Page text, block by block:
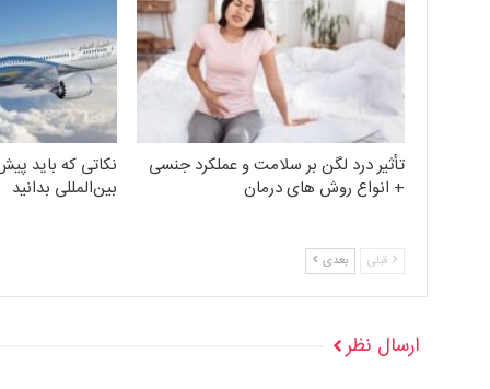
تأثیر درد لگن بر سلامت و عملکرد جنسی
+ انواع روش های درمان
نکاتی که باید
بین‌المللی بدانید
قبلی بعدی
ارسال نظر